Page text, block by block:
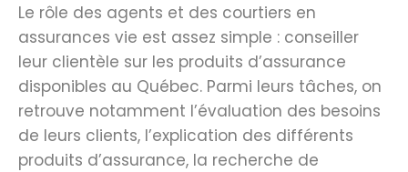
Le rôle des agents et des courtiers en
assurances vie est assez simple : conseiller
leur clientèle sur les produits d’assurance
disponibles au Québec. Parmi leurs tâches, on
retrouve notamment l’évaluation des besoins
de leurs clients, l’explication des différents
produits d’assurance, la recherche de